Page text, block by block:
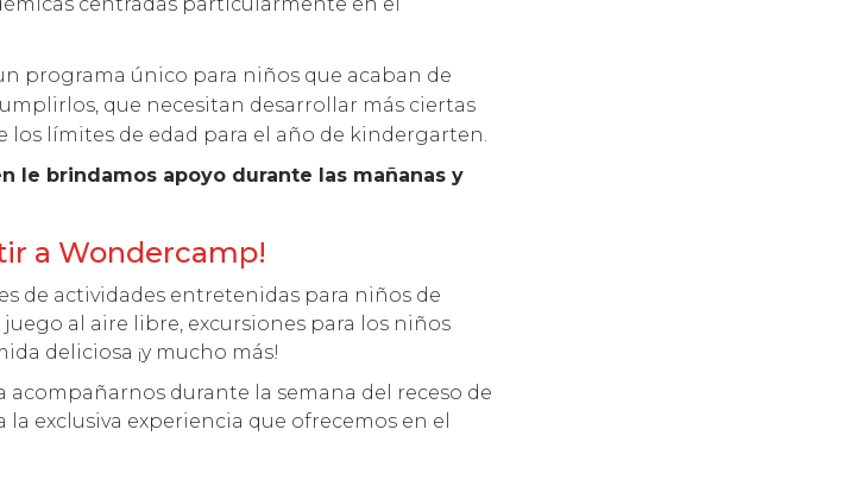
programa único para niños que acaban de
que necesitan desarrollar más ciertas
límites de edad para el año de kindergarten.
le brindamos apoyo durante las mañanas y
a Wondercamp!
de actividades entretenidas para niños de
al aire libre, excursiones para los niños
deliciosa ¡y mucho más!
durante la semana del receso de
exclusiva experiencia que ofrecemos en el